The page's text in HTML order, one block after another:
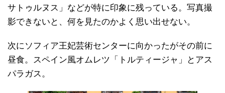
サトゥルヌス」などが特に印象に残っている。写真撮
影できないと、何を見たのかよく思い出せない。
次にソフィア王妃芸術センターに向かったがその前に
昼食。スペイン風オムレツ「トルティージャ」とアス
パラガス。